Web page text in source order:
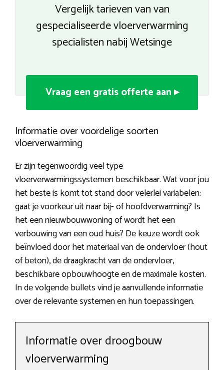
Vergelijk tarieven van van
gespecialiseerde vloerverwarming
specialisten nabij Wetsinge
Vraag een gratis offerte aan ▸
Informatie over voordelige soorten
vloerverwarming
Er zijn tegenwoordig veel type
vloerverwarmingssystemen beschikbaar. Wat voor jou
het beste is komt tot stand door velerlei variabelen:
gaat je voorkeur uit naar bij- of hoofdverwarming? Is
het een nieuwbouwwoning of wordt het een
verbouwing van een oud huis? De keuze wordt ook
beïnvloed door het materiaal van de ondervloer (hout
of beton), de draagkracht van de ondervloer,
beschikbare opbouwhoogte en de maximale kosten.
In de volgende bullets vind je aanvullende informatie
over de relevante systemen en hun toepassingen.
Informatie over droogbouw
vloerverwarming